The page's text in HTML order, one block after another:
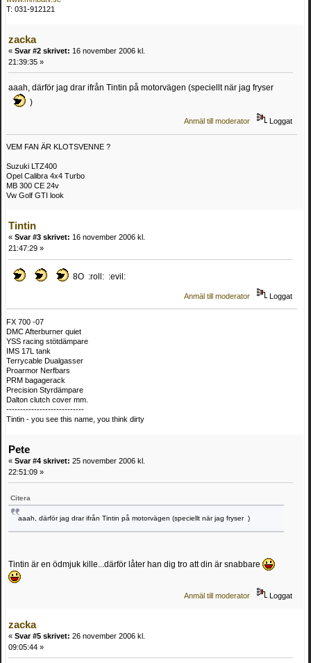
T: 031-912121
zacka
« Svar #2 skrivet: 16 november 2006 kl.
21:39:35 »
aaah, därför jag drar ifrån Tintin på motorvägen (speciellt när jag fryser
)
Anmäl till moderator Loggat
VEM FAN ÄR KLOTSVENNE ?
Suzuki LTZ400
Opel Calibra 4x4 Turbo
MB 300 CE 24v
Vw Golf GTI look
Tintin
« Svar #3 skrivet: 16 november 2006 kl.
21:47:29 »
8O :roll: :evil:
Anmäl till moderator Loggat
FX 700 -07
DMC Afterburner quiet
YSS racing stötdämpare
IMS 17L tank
Terrycable Dualgasser
Proarmor Nerfbars
PRM bagagerack
Precision Styrdämpare
Dalton clutch cover mm.
----------------------------
Tintin - you see this name, you think dirty
Pete
« Svar #4 skrivet: 25 november 2006 kl.
22:51:09 »
Citera
aaah, därför jag drar ifrån Tintin på motorvägen (speciellt när jag fryser )
Tintin är en ödmjuk kille...därför låter han dig tro att din är snabbare
Anmäl till moderator Loggat
zacka
« Svar #5 skrivet: 26 november 2006 kl.
09:05:44 »